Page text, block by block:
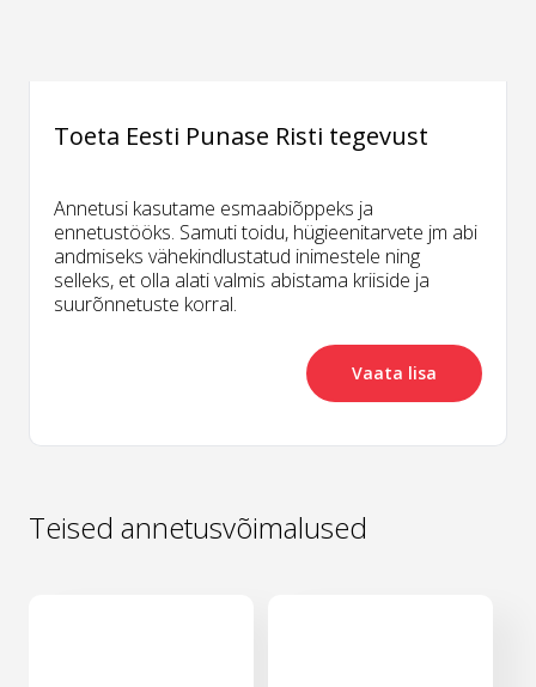
Toeta Eesti Punase Risti tegevust
Annetusi kasutame esmaabiõppeks ja
ennetustööks. Samuti toidu, hügieenitarvete jm abi
andmiseks vähekindlustatud inimestele ning
selleks, et olla alati valmis abistama kriiside ja
suurõnnetuste korral.
Vaata lisa
Teised annetusvõimalused